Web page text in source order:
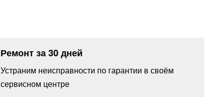
Ремонт за 30 дней
Устраним неисправности по гарантии в своём
сервисном центре